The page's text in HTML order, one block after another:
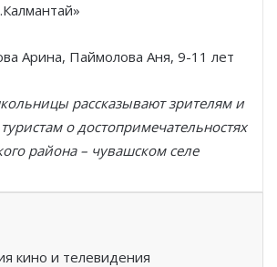
Арина, Паймолова Аня, 9-11 лет
рассказывают зрителям и
о достопримечательностях
района – чувашском селе
кино и телевидения